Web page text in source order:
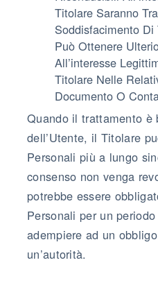
Titolare Saranno
Soddisfacimento Di
Può Ottenere
All’interesse
Titolare Nelle
Documento O
Quando il trattamento è
dell’Utente, il Titolare
Personali più a lungo
consenso non venga
potrebbe essere
Personali per un
adempiere ad un
un’autorità.